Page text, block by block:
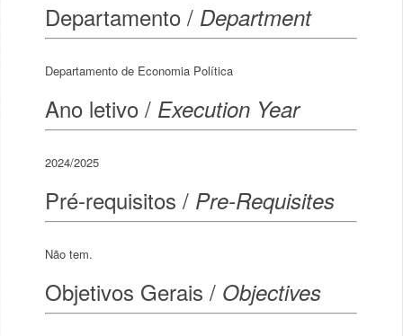
Departamento / Department
Departamento de Economia Política
Ano letivo / Execution Year
2024/2025
Pré-requisitos / Pre-Requisites
Não tem.
Objetivos Gerais / Objectives